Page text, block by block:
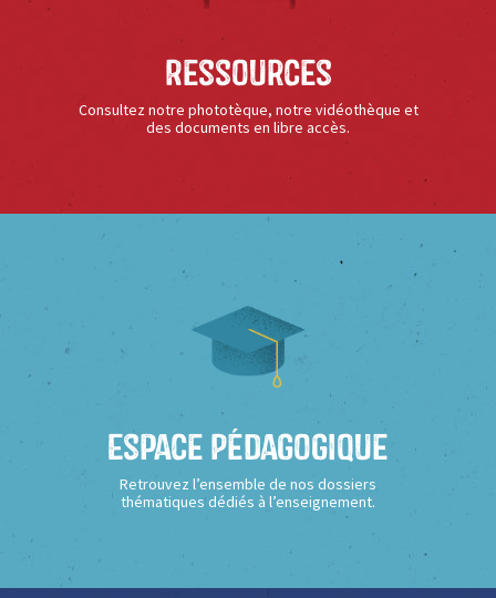
Ressources
Consultez notre phototèque, notre vidéothèque et
des documents en libre accès.
Espace Pédagogique
Retrouvez l’ensemble de nos dossiers
thématiques dédiés à l’enseignement.